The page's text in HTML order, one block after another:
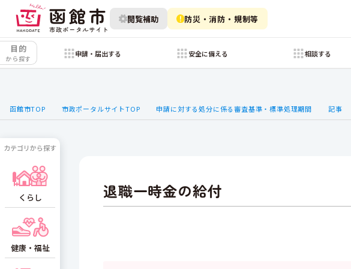
閲覧補助 防災・消防・規制等
目的
から探す
申請・届出する 安全に備える 相談する
函館市TOP 市政ポータルサイトTOP 申請に対する処分に係る審査基準・標準処理期間 記事
退職一時金の給付
カテゴリから探す
くらし
健康・福祉